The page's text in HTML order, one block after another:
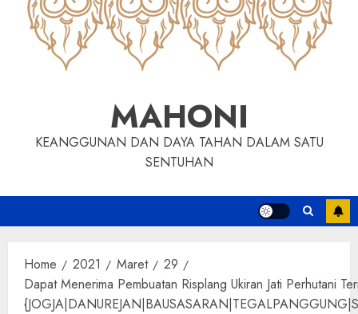
MAHONI
KEANGGUNAN DAN DAYA TAHAN DALAM SATU
SENTUHAN
Home 2021 Maret
29
Dapat Menerima Pembuatan Risplang Ukiran Jati Perhutani